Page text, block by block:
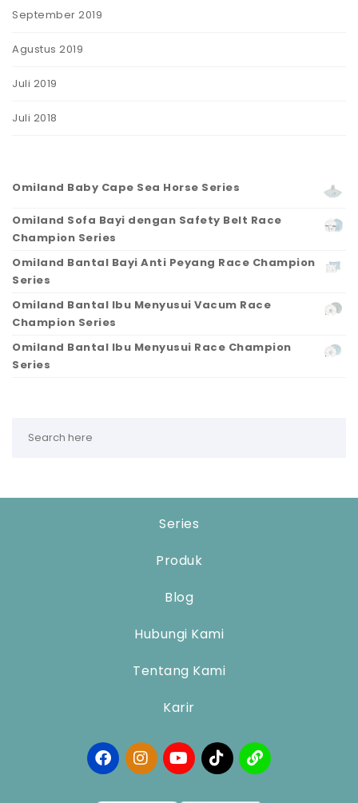
September 2019
Agustus 2019
Juli 2019
Juli 2018
Omiland Baby Cape Sea Horse Series
Omiland Sofa Bayi dengan Safety Belt Race
Champion Series
Omiland Bantal Bayi Anti Peyang Race Champion
Series
Omiland Bantal Ibu Menyusui Vacum Race
Champion Series
Omiland Bantal Ibu Menyusui Race Champion
Series
Series
Produk
Blog
Hubungi Kami
Tentang Kami
Karir